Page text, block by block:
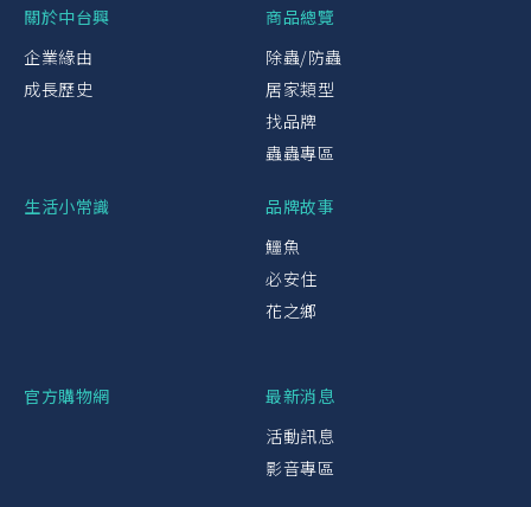
關於中台興
企業緣由
成長歷史
商品總覽
除蟲/防蟲
居家類型
找品牌
蟲蟲專區
生活小常識
品牌故事
鱷魚
必安住
花之鄉
官方購物網
最新消息
活動訊息
影音專區